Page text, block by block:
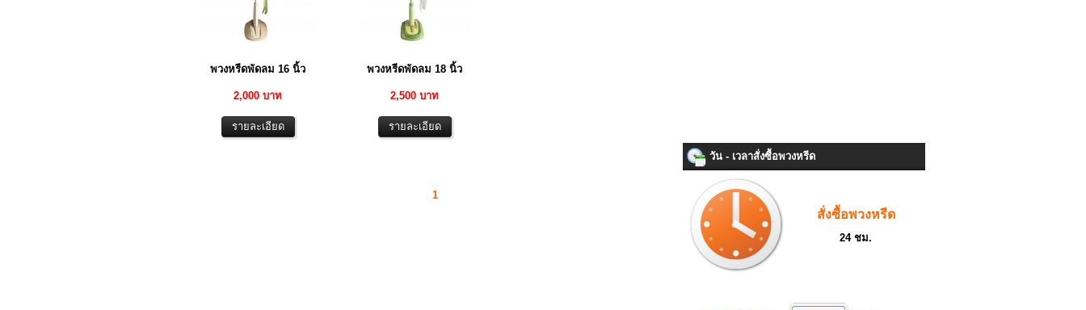
พวงหรีดพัดลม 16 นิ้ว
2,000 บาท
พวงหรีดพัดลม 18 นิ้ว
2,500 บาท
1
วัน - เวลาสั่งซื้อพวงหรีด
สั่งซื้อพวงหรีด
24 ชม.